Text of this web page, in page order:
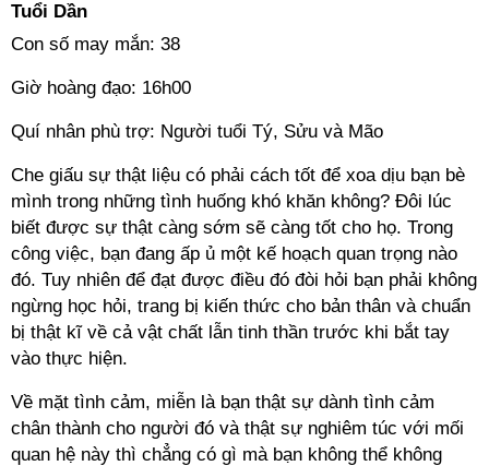
Tuổi Dần
Con số may mắn: 38
Giờ hoàng đạo: 16h00
Quí nhân phù trợ: Người tuổi Tý, Sửu và Mão
Che giấu sự thật liệu có phải cách tốt để xoa dịu bạn bè
mình trong những tình huống khó khăn không? Đôi lúc
biết được sự thật càng sớm sẽ càng tốt cho họ. Trong
công việc, bạn đang ấp ủ một kế hoạch quan trọng nào
đó. Tuy nhiên để đạt được điều đó đòi hỏi bạn phải không
ngừng học hỏi, trang bị kiến thức cho bản thân và chuẩn
bị thật kĩ về cả vật chất lẫn tinh thần trước khi bắt tay
vào thực hiện.
Về mặt tình cảm, miễn là bạn thật sự dành tình cảm
chân thành cho người đó và thật sự nghiêm túc với mối
quan hệ này thì chẳng có gì mà bạn không thể không